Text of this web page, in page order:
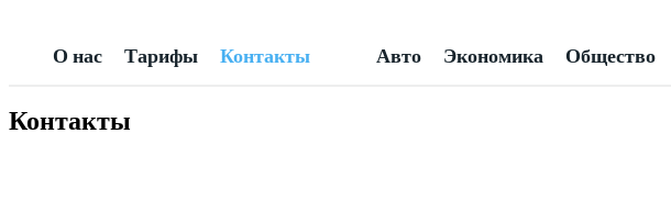
О нас Тарифы Контакты Авто Экономика Общество
Контакты